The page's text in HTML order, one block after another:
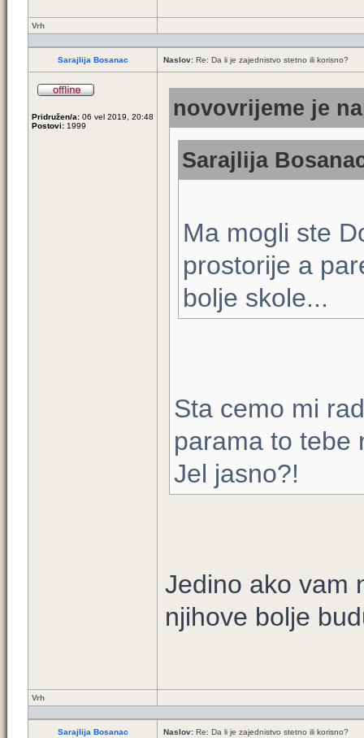
Vrh
Sarajlija Bosanac Naslov: Re: Da li je zajednistvo stetno ili korisno?
Pridružen/a: 06 vel 2019, 20:48
Postovi: 1999
novovrijeme je
Sarajlija
Ma mogli ste
prostorije a
bolje skole...
Sta cemo mi
parama to tebe
Jel jasno?!
Jedino ako vam
njihove bolje
Vrh
Sarajlija Bosanac Naslov: Re: Da li je zajednistvo stetno ili korisno?